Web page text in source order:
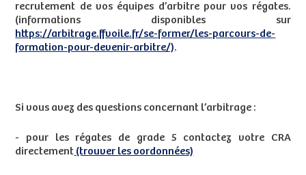
recrutement de vos équipes d’arbitre pour vos régates.
(informations disponibles sur
https://arbitrage.ffvoile.fr/se-former/les-parcours-de-
formation-pour-devenir-arbitre/).
Si vous avez des questions concernant l’arbitrage :
- pour les régates de grade 5 contactez votre CRA
directement (trouver les oordonnées)